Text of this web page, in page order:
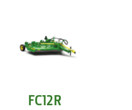
FC12R